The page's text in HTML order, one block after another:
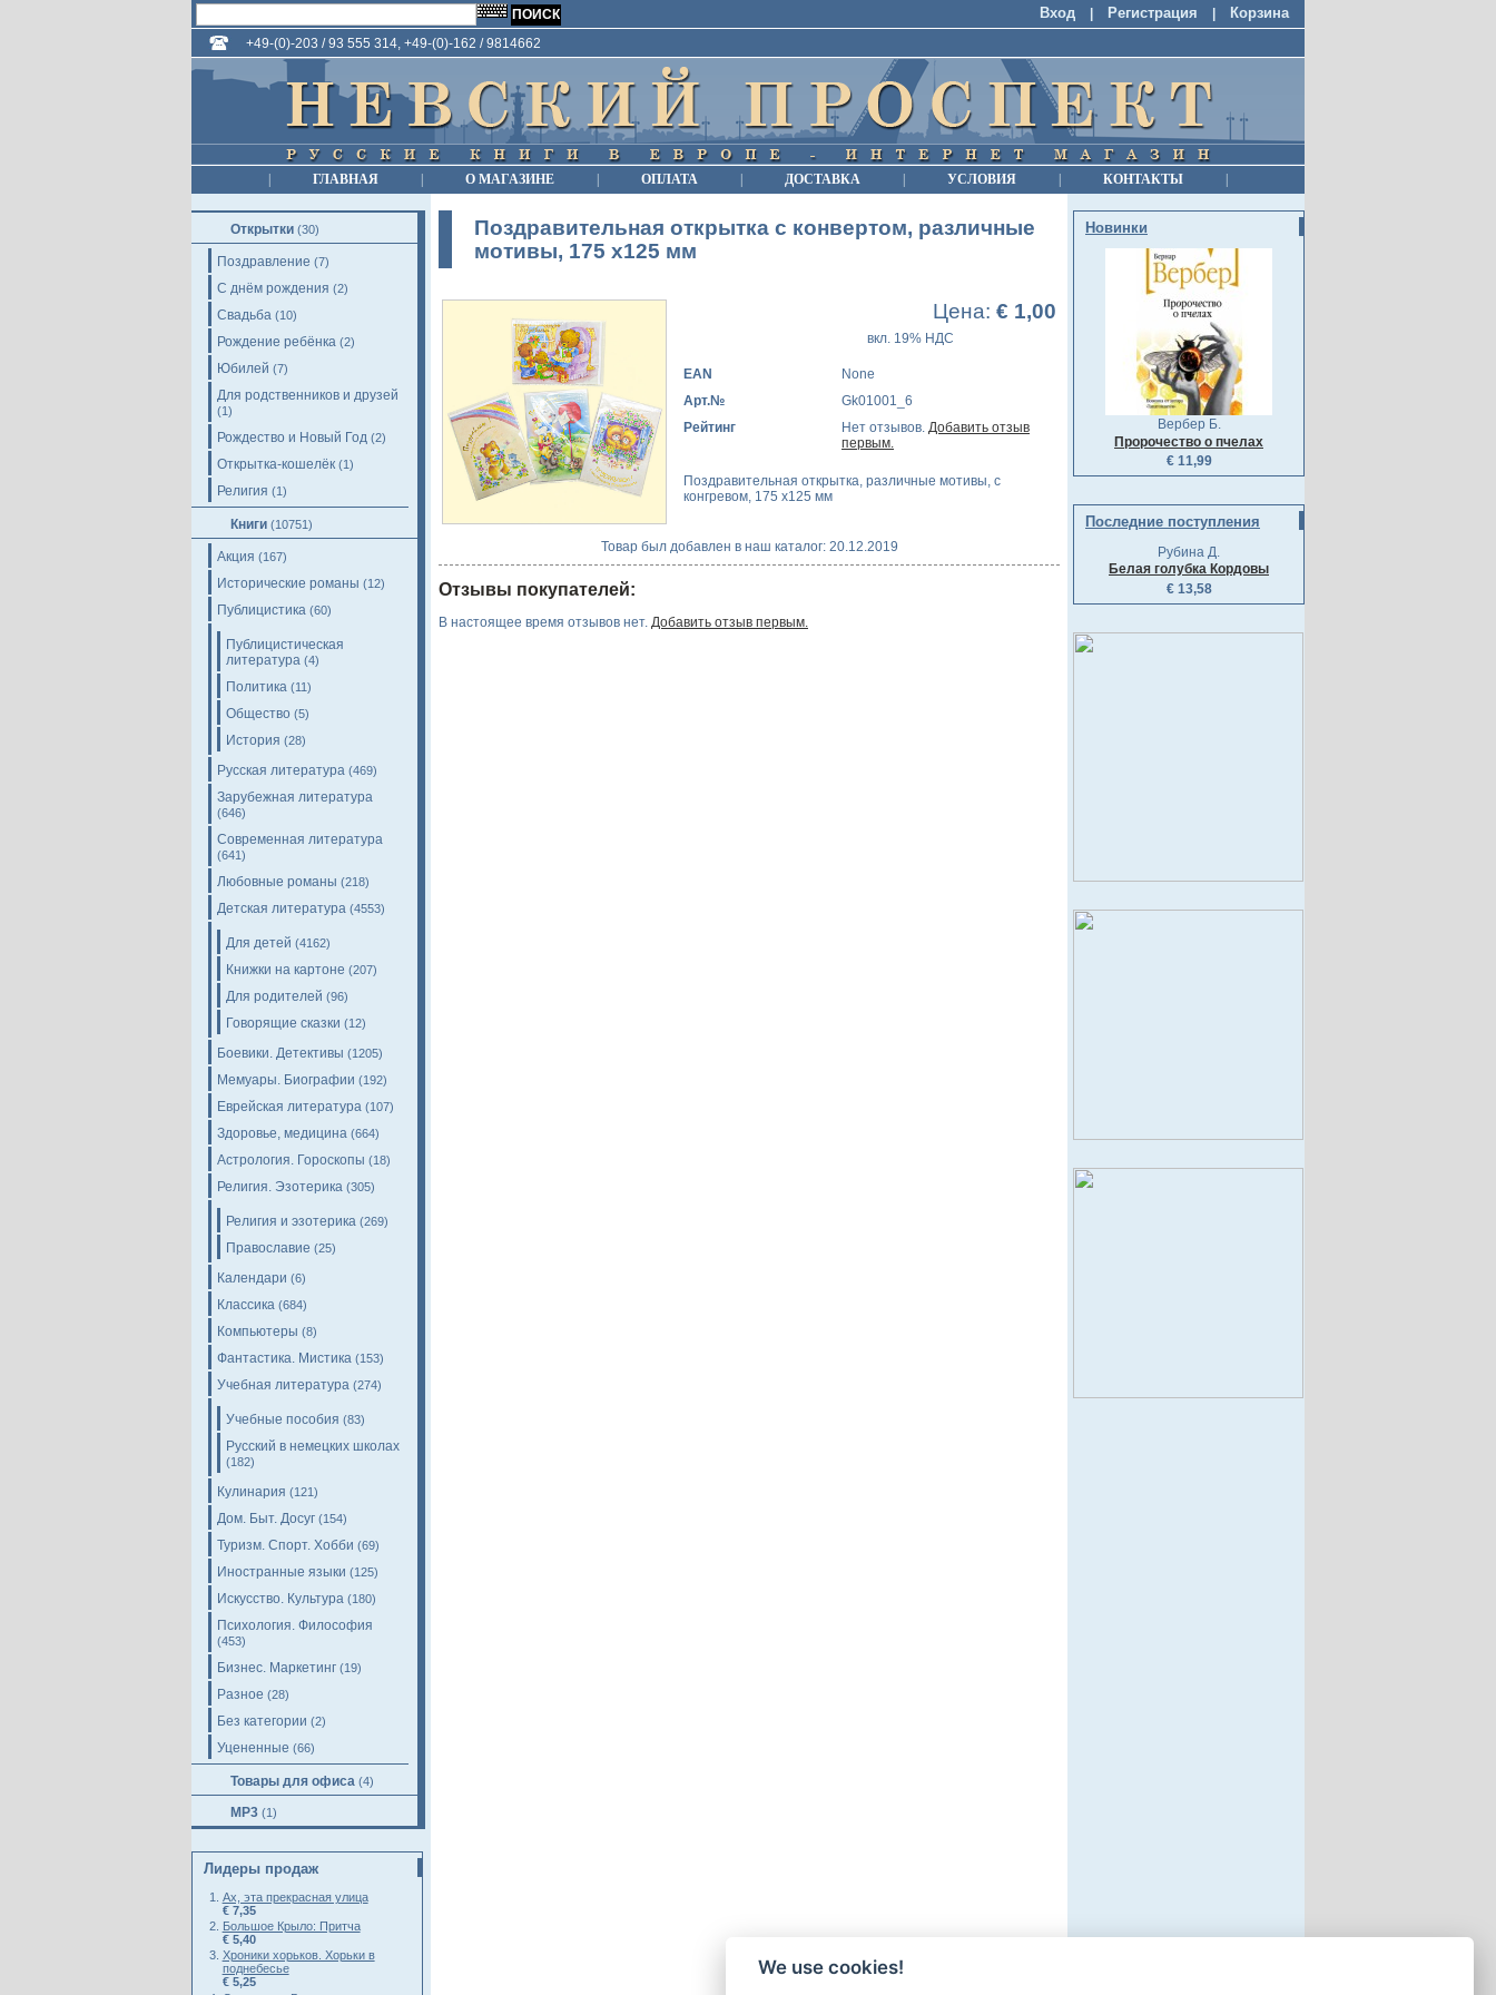
Вход Регистрация Корзина
+49-(0)-203 / 93 555 314, +49-(0)-162 / 9814662
ГЛАВНАЯ О МАГАЗИНЕ ОПЛАТА ДОСТАВКА УСЛОВИЯ КОНТАКТЫ
Открытки (30)
Поздравление (7)
С днём рождения (2)
Свадьба (10)
Рождение ребёнка (2)
Юбилей (7)
Для родственников и друзей
(1)
Рождество и Новый Год (2)
Открытка-кошелёк (1)
Религия (1)
Книги (10751)
Акция (167)
Исторические романы (12)
Публицистика (60)
Публицистическая
литература (4)
Политика (11)
Общество (5)
История (28)
Русская литература (469)
Зарубежная литература
(646)
Современная литература
(641)
Любовные романы (218)
Детская литература (4553)
Для детей (4162)
Книжки на картоне (207)
Для родителей (96)
Говорящие сказки (12)
Боевики. Детективы (1205)
Мемуары. Биографии (192)
Еврейская литература (107)
Здоровье, медицина (664)
Астрология. Гороскопы (18)
Религия. Эзотерика (305)
Религия и эзотерика (269)
Православие (25)
Календари (6)
Классика (684)
Компьютеры (8)
Фантастика. Мистика (153)
Учебная литература (274)
Учебные пособия (83)
Русский в немецких школах
(182)
Кулинария (121)
Дом. Быт. Досуг (154)
Туризм. Спорт. Хобби (69)
Иностранные языки (125)
Искусство. Культура (180)
Психология. Философия
(453)
Бизнес. Маркетинг (19)
Разное (28)
Без категории (2)
Уцененные (66)
Товары для офиса (4)
MP3 (1)
Лидеры продаж
Ах, эта прекрасная улица
€ 7,35
Большое Крыло: Притча
€ 5,40
Хроники хорьков. Хорьки в
поднебесье
€ 5,25
Поздравительная открытка с конвертом, различные
мотивы, 175 х125 мм
Цена: € 1,00
вкл. 19% НДС
EAN
None
Арт.№
Gk01001_6
Рейтинг
Нет отзывов. Добавить отзыв
первым.
Поздравительная открытка, различные мотивы, с
конгревом, 175 х125 мм
Товар был добавлен в наш каталог: 20.12.2019
Отзывы покупателей:
В настоящее время отзывов нет. Добавить отзыв первым.
Новинки
Вербер Б.
Пророчество о пчелах
€ 11,99
Последние поступления
Рубина Д.
Белая голубка Кордовы
€ 13,58
We use cookies!